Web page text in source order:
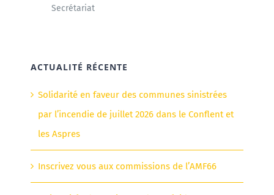
Secrétariat
ACTUALITÉ RÉCENTE
Solidarité en faveur des communes sinistrées
par l’incendie de juillet 2026 dans le Conflent et
les Aspres
Inscrivez vous aux commissions de l’AMF66